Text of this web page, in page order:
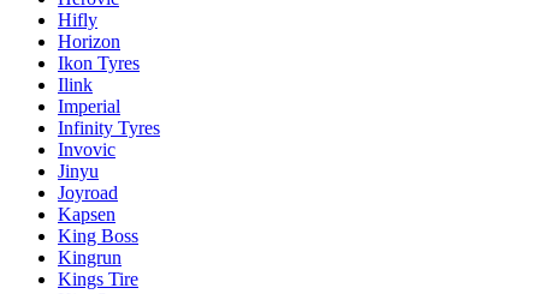
Hifly
Horizon
Ikon Tyres
Ilink
Imperial
Infinity Tyres
Invovic
Jinyu
Joyroad
Kapsen
King Boss
Kingrun
Kings Tire